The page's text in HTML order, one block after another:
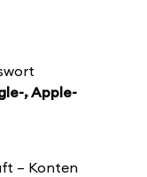
, Apple-
– Konten